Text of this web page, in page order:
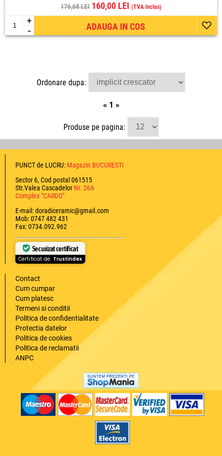
176,68 LEI 160,00 LEI (TVA inclus)
+
- ADAUGA IN COS
Ordonare dupa:
« 1 »
Produse pe pagina:
PUNCT de LUCRU: Magazin BUCURESTI
Sector 6, Cod postal 061515
Str.Valea Cascadelor Nr. 26A
Complex "CARDO"
E-mail: doradiceramic@gmail.com
Mob: 0747 482 431
Fax: 0734.092.962
Securizat certificat
Certificat de: Trustindex
Contact
Cum cumpar
Cum platesc
Termeni si conditii
Politica de confidentialitate
Protectia datelor
Politica de cookies
Politica de reclamatii
ANPC